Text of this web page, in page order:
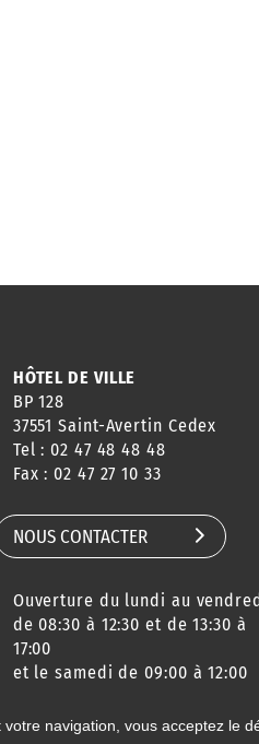
HÔTEL DE VILLE
BP 128
37551 Saint-Avertin Cedex
Tel : 02 47 48 48 48
Fax : 02 47 27 10 33
NOUS CONTACTER
Ouverture du lundi au
de 08:30 à 12:30 et de 13:30 à
17:00
et le samedi de 09:00 à 12:00
votre navigation, vous acceptez le